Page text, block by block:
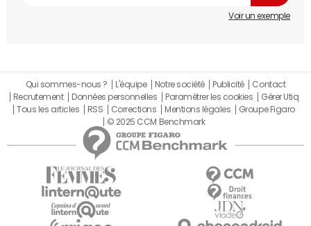
Voir un exemple
Qui sommes-nous ? L'équipe Notre société Publicité
Contact
Recrutement
Données personnelles Paramétrer les cookies
Gérer Utiq
Tous les articles
RSS Corrections Mentions légales
Groupe Figaro
© 2025 CCM Benchmark